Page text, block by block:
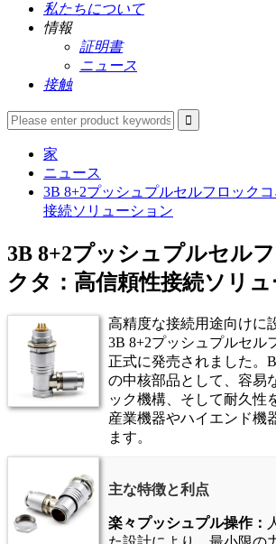
私たちについて
情報
証明書
ニュース
接触
家
ニュース
3B 8+2プッシュプルセルフロック
接続ソリューション
3B 8+2プッシュプルセル
クタ：高信頼性接続ソリ
高精度な接続用途向けに
3B 8+2プッシュプルセル
正式に発売されました。
の中核部品として、容易
ック機構、そして耐久性
産業機器やハイエンド機
ます。
主な特徴と利点
楽々プッシュプル操作：